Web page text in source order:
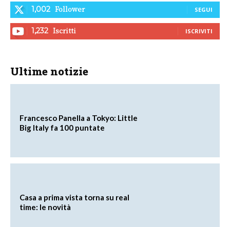
1,002 Follower SEGUI
1,232 Iscritti ISCRIVITI
Ultime notizie
Francesco Panella a Tokyo: Little
Big Italy fa 100 puntate
Casa a prima vista torna su real
time: le novità